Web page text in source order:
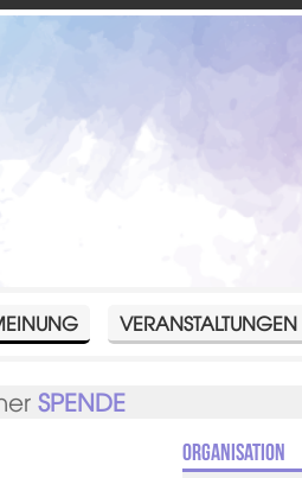
VERANSTALTUNGEN
SPENDE
Organisation